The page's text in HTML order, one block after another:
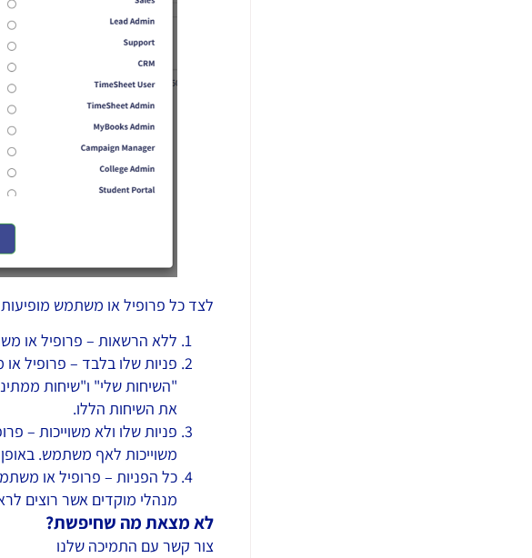
לצד כל פרופיל או משתמש
ללא הרשאות – פרופיל או
פניות שלו בלבד – פרופיל או
"השיחות שלי" ו"שיחות
את השיחות הללו.
פניות שלו ולא משוייכות –
משוייכות לאף משתמש.
כל הפניות – פרופיל או
מנהלי מוקדים אשר רוצים
לא מצאת מה שחיפשת?
צור קשר עם התמיכה שלנו